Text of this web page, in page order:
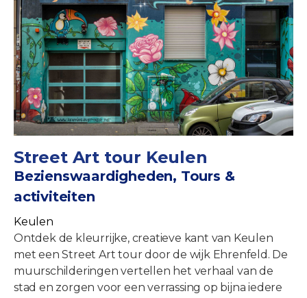
Street Art tour Keulen
Bezienswaardigheden, Tours &
activiteiten
Keulen
Ontdek de kleurrijke, creatieve kant van Keulen
met een Street Art tour door de wijk Ehrenfeld. De
muurschilderingen vertellen het verhaal van de
stad en zorgen voor een verrassing op bijna iedere